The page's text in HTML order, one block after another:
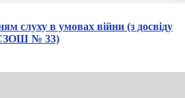
слуху в умовах війни (з досвіду
СЗОШ № 33)